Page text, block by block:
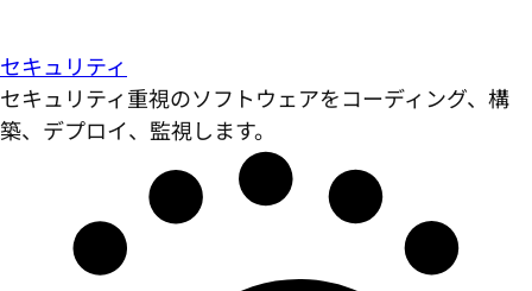
セキュリティ
セキュリティ重視のソフトウェアをコーディング、構
築、デプロイ、監視します。